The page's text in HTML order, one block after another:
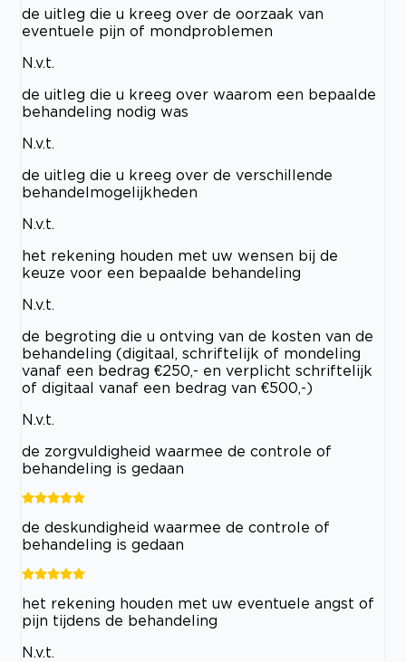
de uitleg die u kreeg over de oorzaak van
eventuele pijn of mondproblemen
N.v.t.
de uitleg die u kreeg over waarom een bepaalde
behandeling nodig was
N.v.t.
de uitleg die u kreeg over de verschillende
behandelmogelijkheden
N.v.t.
het rekening houden met uw wensen bij de
keuze voor een bepaalde behandeling
N.v.t.
de begroting die u ontving van de kosten van de
behandeling (digitaal, schriftelijk of mondeling
vanaf een bedrag €250,- en verplicht schriftelijk
of digitaal vanaf een bedrag van €500,-)
N.v.t.
de zorgvuldigheid waarmee de controle of
behandeling is gedaan
de deskundigheid waarmee de controle of
behandeling is gedaan
het rekening houden met uw eventuele angst of
pijn tijdens de behandeling
N.v.t.